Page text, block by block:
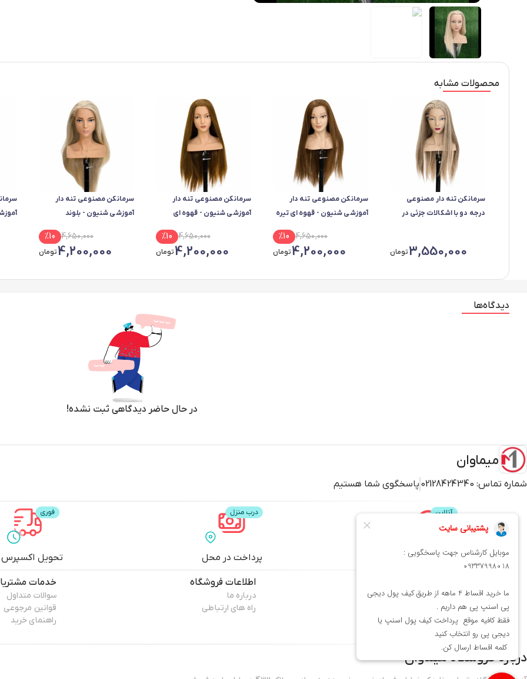
محصولات مشابه
سرمانکن تنه دار مصنوعی
درجه دو با اشکالات جزئی در
3,550,000تومان
سرمانکن مصنوعی تنه دار
آموزشی شنیون - قهوه ای تیره
4,650,000
%10
4,200,000تومان
سرمانکن مصنوعی تنه دار
آموزشی شنیون - قهوه ای
4,650,000
%10
4,200,000تومان
سرمانکن مصنوعی تنه دار
آموزشی شنیون - بلوند
4,650,000
%10
4,200,000تومان
دیدگاه‌ها
در حال حاضر دیدگاهی ثبت نشده!
میماوان
شماره تماس: 02128424340 پاسخگوی شما هستیم
پشتیبانی پرداخت در محل تحویل اکسپرس
عطر و ادکلن
بافت و اکستنشن
کوتاهی
شنیون
اطلاعات فروشگاه
درباره ما
راه های ارتباطی
خدمات
سوالات متداول
قوانین مرجوعی
راهنمای خرید
درباره فروشگاهمیماوان